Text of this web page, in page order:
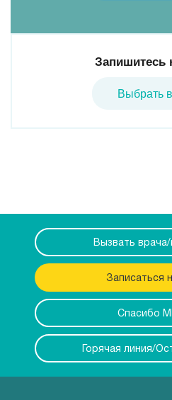
Запишитесь
Выбрать
Вызвать
Записаться
Спасибо
Горячая линия/